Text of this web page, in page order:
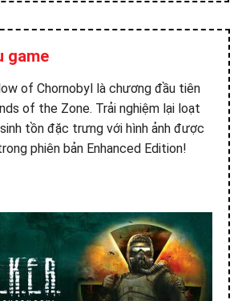
game
of Chornobyl là chương đầu tiên
of the Zone. Trải nghiệm lại loạt
tồn đặc trưng với hình ảnh được
phiên bản Enhanced Edition!